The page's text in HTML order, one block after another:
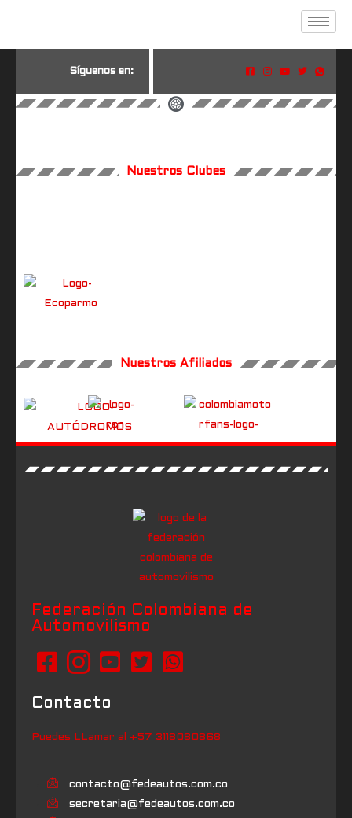
Síguenos en:
Nuestros Clubes
Nuestros Afiliados
Federación Colombiana de
Automovilismo
Contacto
Puedes LLamar al +57 3118080868
contacto@fedeautos.com.co
secretaria@fedeautos.com.co